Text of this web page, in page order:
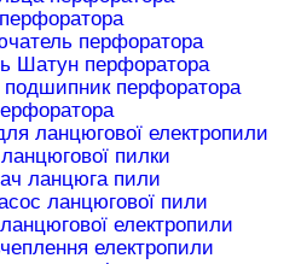
перфоратора
Шатун перфоратора
перфоратора
ланцюгової електропили
пилки
ланцюга пили
ланцюгової пили
електропили
електропили